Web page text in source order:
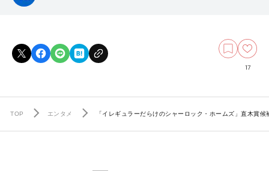
17
TOP エンタメ 「イレギュラーだらけのシャーロック・ホームズ」直木賞